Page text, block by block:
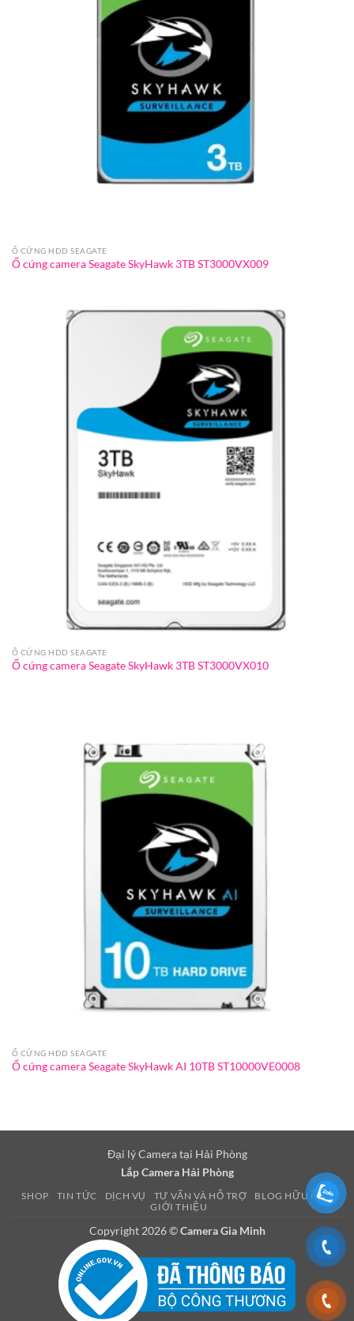
Ổ CỨNG HDD SEAGATE
Ổ cứng camera Seagate SkyHawk 3TB ST3000VX009
Ổ CỨNG HDD SEAGATE
Ổ cứng camera Seagate SkyHawk 3TB ST3000VX010
Ổ CỨNG HDD SEAGATE
Ổ cứng camera Seagate SkyHawk AI 10TB ST10000VE0008
Đại lý Camera tại Hải Phòng
Lắp Camera Hải Phòng
SHOP TIN TỨC DỊCH VỤ TƯ VẤN VÀ HỖ TRỢ
BLOG HỮU ÍCH
GIỚI THIỆU
Copyright 2026 ©Camera Gia Minh